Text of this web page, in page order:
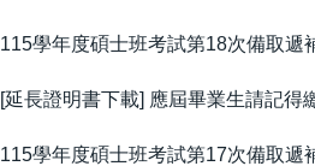
115學年度碩士班考試第18次備取遞
[延長證明書下載] 應屆畢業生請記得
115學年度碩士班考試第17次備取遞